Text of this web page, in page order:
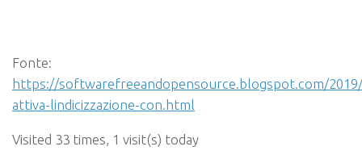
Fonte:
https://softwarefreeandopensource.blogspot.com/
attiva-lindicizzazione-con.html
Visited 33 times, 1 visit(s) today